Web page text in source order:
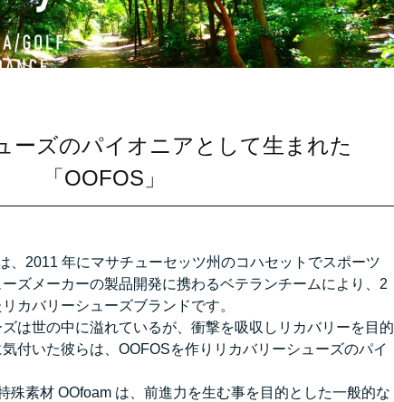
ーズのパイオニアとして生まれた
「OOFOS」
、2011 年にマサチューセッツ州のコハセットでスポーツ
ズメーカーの製品開発に携わるベテランチームにより、2
カバリーシューズブランドです。
は世の中に溢れているが、衝撃を吸収しリカバリーを目的
付いた彼らは、OOFOSを作りリカバリーシューズのパイ
殊素材 OOfoam は、前進力を生む事を目的とした一般的な